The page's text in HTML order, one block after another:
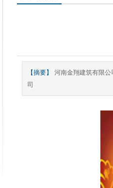
【摘要】
河南金翔建筑有限
司